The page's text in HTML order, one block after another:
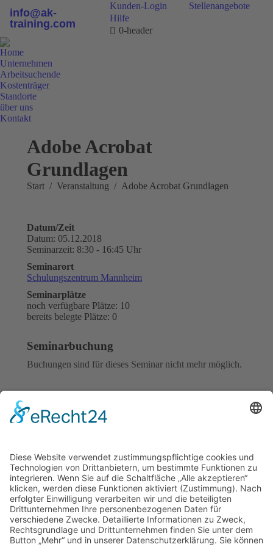
info@ak-
training.com
Kunden-Login
Stellenangebote
Hilfe
0-header
Home
Unternehmen
Arbeitsuchende
Kostenträger
Standorte
über uns
Kontakt
Adobe Acrobat
Grundlagen
Sie befinden sich hier:
Start Veranstaltung Adobe Acrobat Grundlagen
Datum/Zeit
Datum: 05.12.2018
Seminarzeit: 8:30 - 16:45 Uhr
Seminarort
Schulungszentrum Mannheim
Seminarplätze
noch verfügbare Plätze: 10
bereits belegte Plätze: 0
Seminarbuchung
Buchungen sind für dieses Seminar nicht mehr möglich.